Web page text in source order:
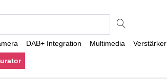
DAB+ Integration Multimedia Verstärker